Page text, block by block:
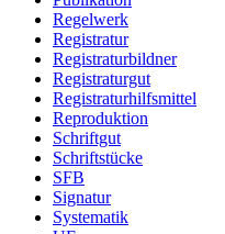
Regelwerk
Registratur
Registraturbildner
Registraturgut
Registraturhilfsmittel
Reproduktion
Schriftgut
Schriftstücke
SFB
Signatur
Systematik